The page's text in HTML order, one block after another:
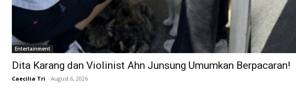
Entertainment
Dita Karang dan Violinist Ahn Junsung Umumkan Berpacaran!
Caecilia Tri - August 6, 2026